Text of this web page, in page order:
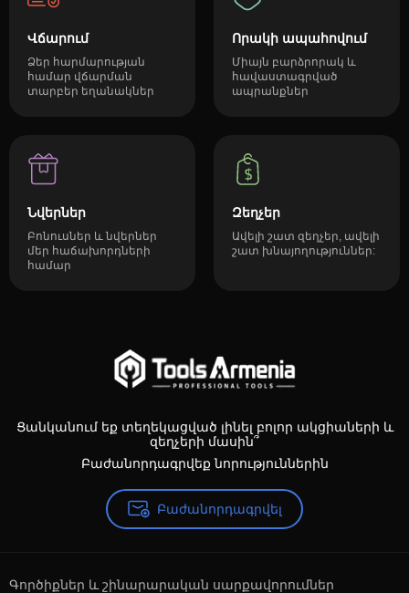
Վճարում
Ձեր հարմարության
համար վճարման
տարբեր եղանակներ
Որակի ապահովում
Միայն բարձրորակ և
հավաստագրված
ապրանքներ
Նվերներ
Բոնուսներ և նվերներ
մեր հաճախորդների
համար
Զեղչեր
Ավելի շատ զեղչեր, ավելի
շատ խնայողություններ:
Ցանկանում եք տեղեկացված լինել բոլոր ակցիաների և
զեղչերի մասին՞
Բաժանորդագրվեք նորություններին
Բաժանորդագրվել
Գործիքներ և շինարարական սարքավորումներ